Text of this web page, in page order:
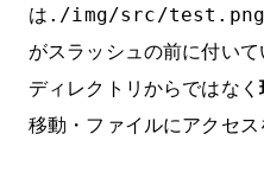
は ./img/src/test.png
がスラッシュの前に付い
ディレクトリからではなく
移動・ファイルにアクセス